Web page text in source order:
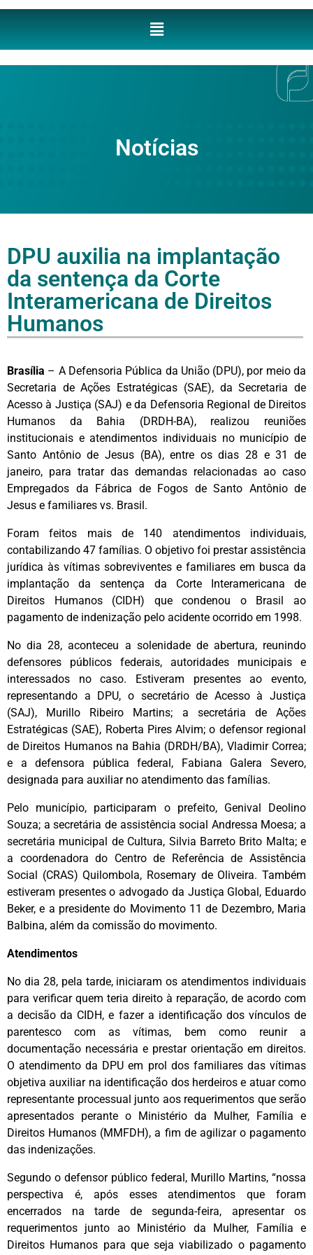
Notícias
DPU auxilia na implantação
da sentença da Corte
Interamericana de Direitos
Humanos
Brasília – A Defensoria Pública da União (DPU), por meio da
Secretaria de Ações Estratégicas (SAE), da Secretaria de
Acesso à Justiça (SAJ) e da Defensoria Regional de Direitos
Humanos da Bahia (DRDH-BA), realizou reuniões
institucionais e atendimentos individuais no município de
Santo Antônio de Jesus (BA), entre os dias 28 e 31 de
janeiro, para tratar das demandas relacionadas ao caso
Empregados da Fábrica de Fogos de Santo Antônio de
Jesus e familiares vs. Brasil.
Foram feitos mais de 140 atendimentos individuais,
contabilizando 47 famílias. O objetivo foi prestar assistência
jurídica às vítimas sobreviventes e familiares em busca da
implantação da sentença da Corte Interamericana de
Direitos Humanos (CIDH) que condenou o Brasil ao
pagamento de indenização pelo acidente ocorrido em 1998.
No dia 28, aconteceu a solenidade de abertura, reunindo
defensores públicos federais, autoridades municipais e
interessados no caso. Estiveram presentes ao evento,
representando a DPU, o secretário de Acesso à Justiça
(SAJ), Murillo Ribeiro Martins; a secretária de Ações
Estratégicas (SAE), Roberta Pires Alvim; o defensor regional
de Direitos Humanos na Bahia (DRDH/BA), Vladimir Correa;
e a defensora pública federal, Fabiana Galera Severo,
designada para auxiliar no atendimento das famílias.
Pelo município, participaram o prefeito, Genival Deolino
Souza; a secretária de assistência social Andressa Moesa; a
secretária municipal de Cultura, Silvia Barreto Brito Malta; e
a coordenadora do Centro de Referência de Assistência
Social (CRAS) Quilombola, Rosemary de Oliveira. Também
estiveram presentes o advogado da Justiça Global, Eduardo
Beker, e a presidente do Movimento 11 de Dezembro, Maria
Balbina, além da comissão do movimento.
Atendimentos
No dia 28, pela tarde, iniciaram os atendimentos individuais
para verificar quem teria direito à reparação, de acordo com
a decisão da CIDH, e fazer a identificação dos vínculos de
parentesco com as vítimas, bem como reunir a
documentação necessária e prestar orientação em direitos.
O atendimento da DPU em prol dos familiares das vítimas
objetiva auxiliar na identificação dos herdeiros e atuar como
representante processual junto aos requerimentos que serão
apresentados perante o Ministério da Mulher, Família e
Direitos Humanos (MMFDH), a fim de agilizar o pagamento
das indenizações.
Segundo o defensor público federal, Murillo Martins, “nossa
perspectiva é, após esses atendimentos que foram
encerrados na tarde de segunda-feira, apresentar os
requerimentos junto ao Ministério da Mulher, Família e
Direitos Humanos para que seja viabilizado o pagamento